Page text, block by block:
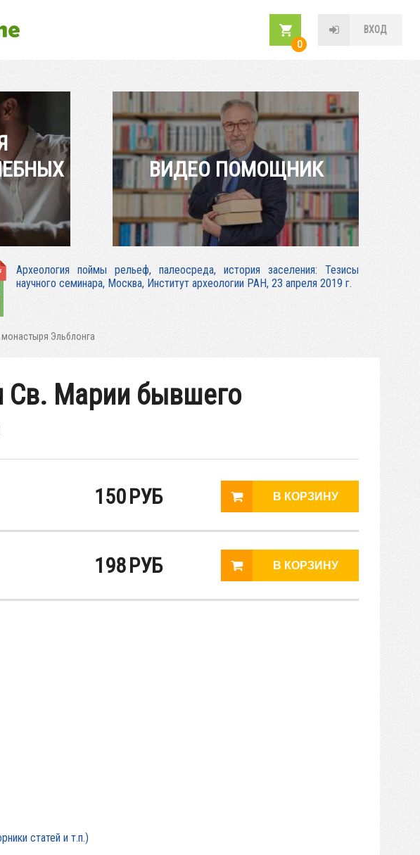
ВХОД
0
ВИДЕО ПОМОЩНИК
Археология поймы рельеф, палеосреда, история заселения: Тезисы
научного семинара, Москва, Институт археологии РАН, 23 апреля 2019 г.
Эльблонга
Св. Марии бывшего
150РУБ
198РУБ
статей и т.п.)